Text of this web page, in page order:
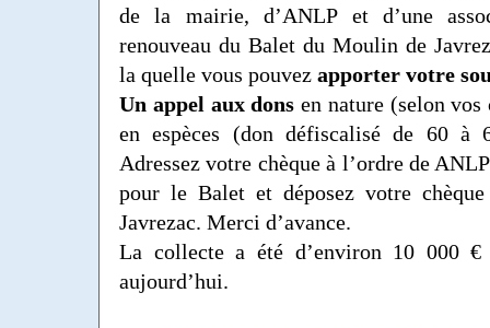
de la mairie, d’ANLP et d’une
renouveau du Balet du Moulin de
la quelle vous pouvez apporter votre
Un appel aux dons en nature (selon vos
en espèces (don défiscalisé de 60 à
Adressez votre chèque à l’ordre de
pour le Balet et déposez votre
Javrezac. Merci d’avance.
La collecte a été d’environ 10 000
aujourd’hui.